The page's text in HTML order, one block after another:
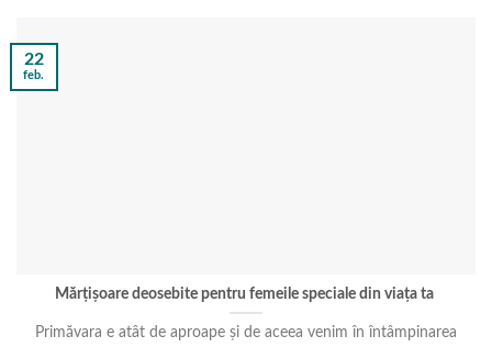
Mărțișoare deosebite pentru femeile speciale din viața ta
Primăvara e atât de aproape și de aceea venim în întâmpinarea
22
feb.